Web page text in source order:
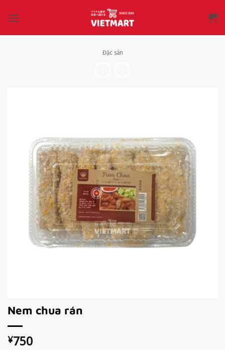
qua
Đặc sản
Nem chua rán
¥750